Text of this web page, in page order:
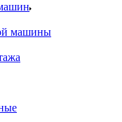
машины